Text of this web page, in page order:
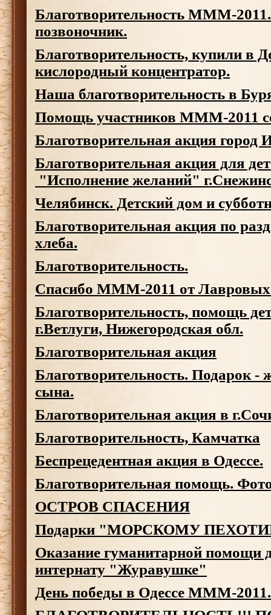
Благотворительность МММ-
позвоночник.
Благотворительность, купили в
кислородный концентратор.
Наша благотворительность в
Помощь участников МММ-2011
Благотворительная акция город
Благотворительная акция для
"Исполнение желаний"
Челябинск. Детский дом и
Благотворительная акция по
хлеба.
Благотворительность.
Спасибо МММ-2011 от
Благотворительность, помощь
г.Ветлуги, Нижегородская обл.
Благотворительная акция
Благотворительность. Подарок -
сына.
Благотворительная акция в
Благотворительность, Камчатка
Беспрецедентная акция в Одессе.
Благотворительная помощь.
ОСТРОВ СПАСЕНИЯ
Подарки "МОРСКОМУ
Оказание гуманитарной помощи
интернату "Журавушке"
День победы в Одессе МММ-2011.